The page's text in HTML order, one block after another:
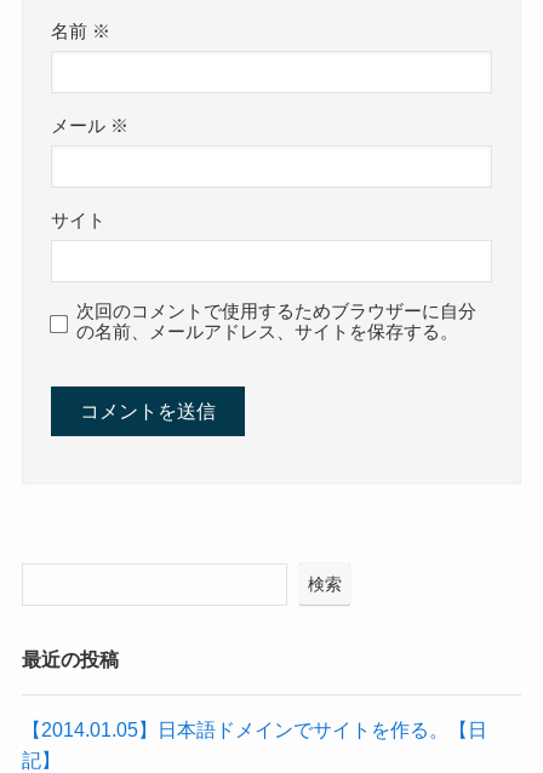
名前 ※
メール ※
サイト
次回のコメントで使用するためブラウザーに自分
の名前、メールアドレス、サイトを保存する。
検索
最近の投稿
【2014.01.05】日本語ドメインでサイトを作る。【日
記】